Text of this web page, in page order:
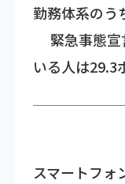
勤務体系のう
緊急事態宣
いる人は29.3
スマートフォ